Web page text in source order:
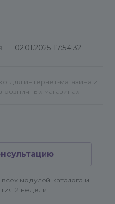
данные для
— 02.01.2025 17:54:32
для интернет-магазина и
розничных магазинах
модулей каталога и
2 недели